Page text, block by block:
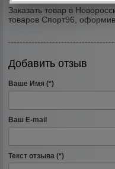
Заказать товар в
товаров Спорт96,
Добавить отзыв
Ваше Имя (*)
Ваш E-mail
Текст отзыва (*)